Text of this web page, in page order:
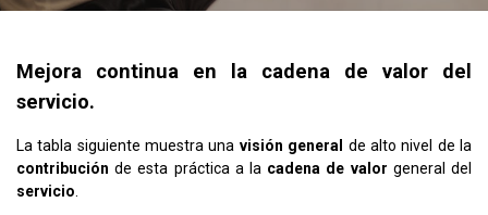
Mejora continua en la cadena de valor del
servicio.
La tabla siguiente muestra una visión general de alto nivel de la
contribución de esta práctica a la cadena de valor general del
servicio